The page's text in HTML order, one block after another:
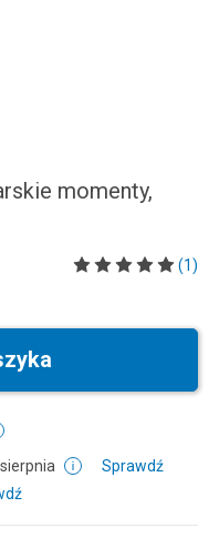
momenty,
(1)
Sprawdź